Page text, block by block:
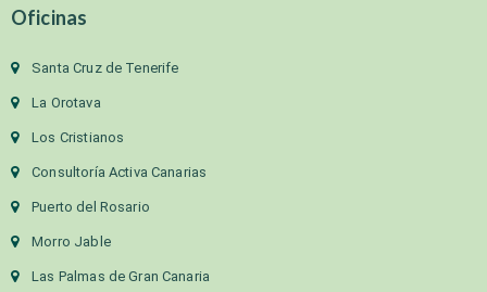
Oficinas
Santa Cruz de Tenerife
La Orotava
Los Cristianos
Consultoría Activa Canarias
Puerto del Rosario
Morro Jable
Las Palmas de Gran Canaria